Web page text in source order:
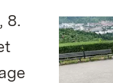
8.